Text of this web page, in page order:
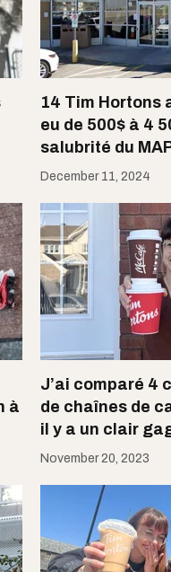
14 Tim Hortons
eu de 500$ à 4
salubrité du
December 11, 2024
à
J’ai comparé 4
de chaînes de
il y a un clair
November 20, 2023